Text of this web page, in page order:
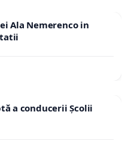
Ala Nemerenco in
a conducerii Școlii